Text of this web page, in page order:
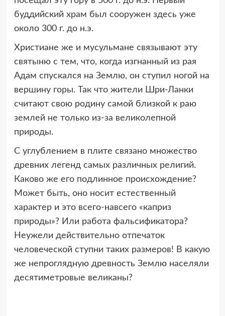
буддийский храм был сооружен здесь уже
около 300 г. до н.э.
Христиане же и мусульмане связывают эту
святыню с тем, что, когда изгнанный из рая
Адам спускался на Землю, он ступил ногой на
вершину горы. Так что жители Шри-Ланки
считают свою родину самой близкой к раю
землей не только из-за великолепной
природы.
С углублением в плите связано множество
древних легенд самых различных религий.
Каково же его подлинное происхождение?
Может быть, оно носит естественный
характер и это всего-навсего «каприз
природы»? Или работа фальсификатора?
Неужели действительно отпечаток
человеческой ступни таких размеров! В какую
же непроглядную древность Землю населяли
десятиметровые великаны?